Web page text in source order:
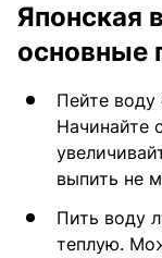
Японская
основные
Пейте воду
Начинайте
выпить не
Пить воду
теплую.